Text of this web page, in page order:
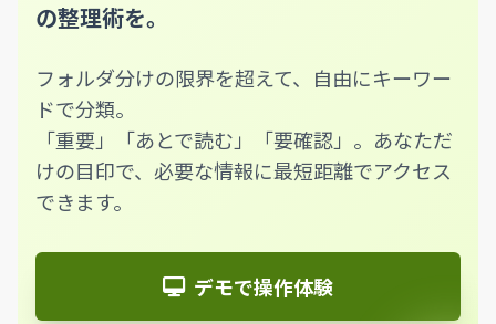
の整理術を。
フォルダ分けの限界を超えて、自由にキーワー
ドで分類。
「重要」「あとで読む」「要確認」。あなただ
けの目印で、必要な情報に最短距離でアクセス
できます。
デモで操作体験